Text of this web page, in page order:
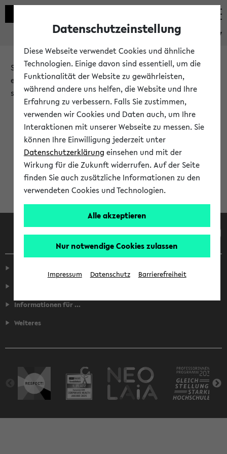
eKVV
Sie möchten auf eine eKVV Funktion zugreifen, die Ihnen
erst nach einer Anmeldung am System zur Verfügung
steht.
Bitte melden Sie sich an:
Anmeldung am eKVV
Informationen für ...
Weiteres
Datenschutzeinstellung
Diese Webseite verwendet Cookies und ähnliche
Technologien. Einige davon sind essentiell, um die
Funktionalität der Website zu gewährleisten,
während andere uns helfen, die Website und Ihre
Erfahrung zu verbessern. Falls Sie zustimmen,
verwenden wir Cookies und Daten auch, um Ihre
Interaktionen mit unserer Webseite zu messen. Sie
können Ihre Einwilligung jederzeit unter
Datenschutzerklärung einsehen und mit der
Wirkung für die Zukunft widerrufen. Auf der Seite
finden Sie auch zusätzliche Informationen zu den
verwendeten Cookies und Technologien.
Alle akzeptieren
Nur notwendige Cookies zulassen
Impressum Datenschutz Barrierefreiheit